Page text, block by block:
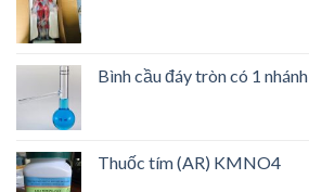
Bình cầu đáy tròn có 1 nhánh
Thuốc tím (AR) KMNO4